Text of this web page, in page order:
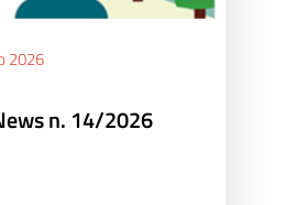
2026
n. 14/2026